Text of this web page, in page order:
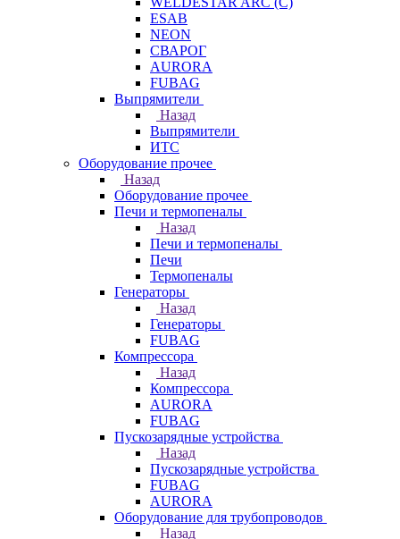
ESAB
NEON
СВАРОГ
AURORA
FUBAG
Выпрямители
Назад
Выпрямители
ИТС
Оборудование прочее
Назад
Оборудование прочее
Печи и термопеналы
Назад
Печи и термопеналы
Печи
Термопеналы
Генераторы
Назад
Генераторы
FUBAG
Компрессора
Назад
Компрессора
AURORA
FUBAG
Пускозарядные устройства
Назад
Пускозарядные устройства
FUBAG
AURORA
Оборудование для трубопроводов
Назад